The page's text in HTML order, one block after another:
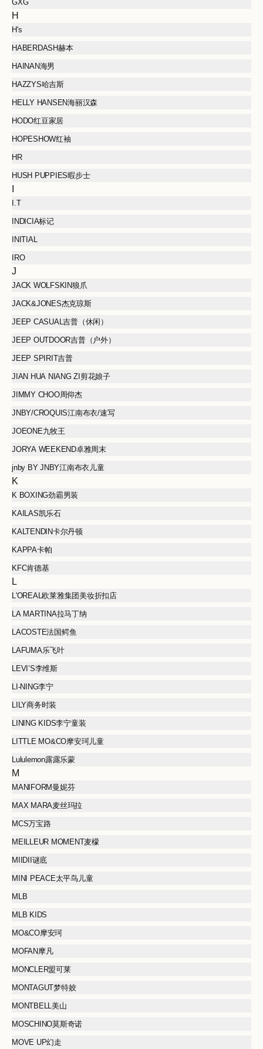
GXG
H
H's
HABERDASH赫本
HAINAN海男
HAZZYS哈吉斯
HELLY HANSEN海丽汉森
HODO红豆家居
HOPESHOW红袖
HR
HUSH PUPPIES暇步士
I.T
INDICIA标记
INITIAL
IRO
J
JACK WOLFSKIN狼爪
JACK&JONES杰克琼斯
JEEP CASUAL吉普（休闲）
JEEP OUTDOOR吉普（户外）
JEEP SPIRIT吉普
JIAN HUA NIANG ZI剪花娘子
JIMMY CHOO周仰杰
JNBY/CROQUIS江南布衣/速写
JOEONE九牧王
JORYA WEEKEND卓雅周末
jnby BY JNBY江南布衣儿童
K
K BOXING劲霸男装
KAILAS凯乐石
KALTENDIN卡尔丹顿
KAPPA卡帕
KFC肯德基
L
L'OREAL欧莱雅集团美妆折扣店
LA MARTINA拉马丁纳
LACOSTE法国鳄鱼
LAFUMA乐飞叶
LEVI’S李维斯
LI-NING李宁
LILY商务时装
LINING KIDS李宁童装
LITTLE MO&CO摩安珂儿童
Lululemon露露乐蒙
M
MANIFORM曼妮芬
MAX MARA麦丝玛拉
MCS万宝路
MEILLEUR MOMENT麦檬
MIIDII谜底
MINI PEACE太平鸟儿童
MLB
MLB KIDS
MO&CO摩安珂
MOFAN摩凡
MONCLER盟可莱
MONTAGUT梦特姣
MONTBELL美山
MOSCHINO莫斯奇诺
MOVE UP幻走